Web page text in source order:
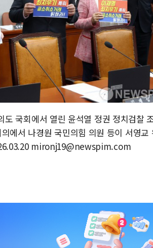
주한미군 "오산
구미 폐염산처
국회에서 열린 윤석열 정권 정치검찰
에서 나경원 국민의힘 의원 등이 서영교
mironj19@newspim.com